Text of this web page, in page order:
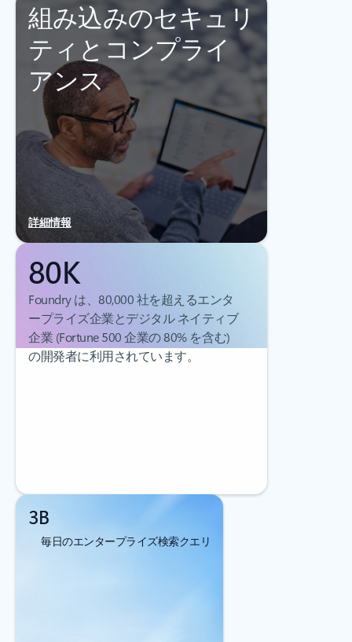
組み込みのセキュリ
ティとコンプライ
アンス
詳細情報
80K
Foundry は、80,000 社を超えるエンタ
ープライズ企業とデジタル ネイティブ
企業 (Fortune 500 企業の 80% を含む)
の開発者に利用されています。
3B
毎日のエンタープライズ検索クエリ